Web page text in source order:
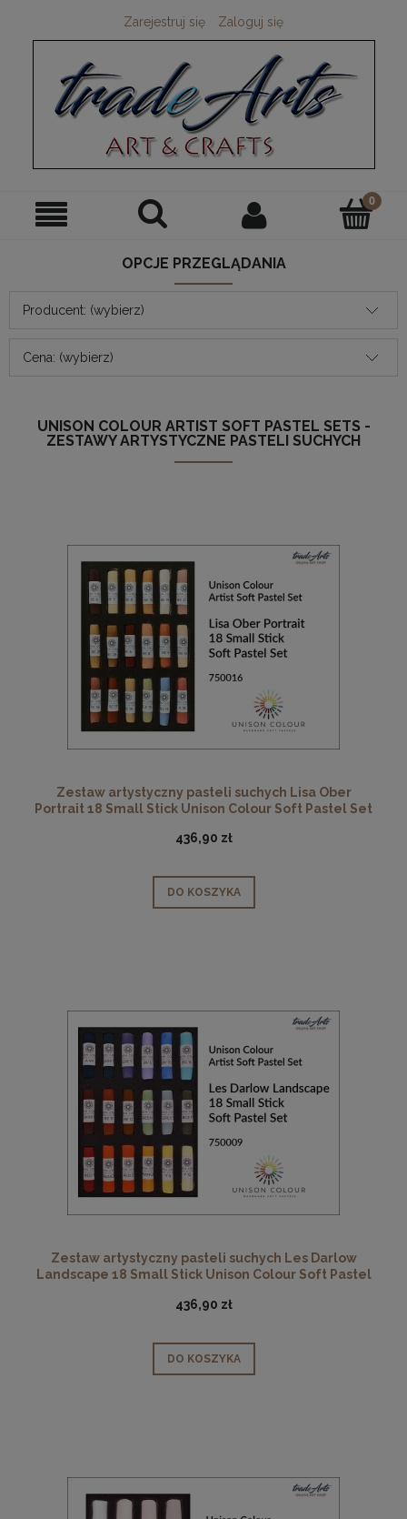
Zarejestruj się Zaloguj się
OPCJE PRZEGLĄDANIA
Producent: (wybierz)
Cena: (wybierz)
UNISON COLOUR ARTIST SOFT PASTEL SETS -
ZESTAWY ARTYSTYCZNE PASTELI SUCHYCH
Zestaw artystyczny pasteli suchych Lisa Ober
Portrait 18 Small Stick Unison Colour Soft Pastel Set
436,90 zł
DO KOSZYKA
Zestaw artystyczny pasteli suchych Les Darlow
Landscape 18 Small Stick Unison Colour Soft Pastel
436,90 zł
DO KOSZYKA